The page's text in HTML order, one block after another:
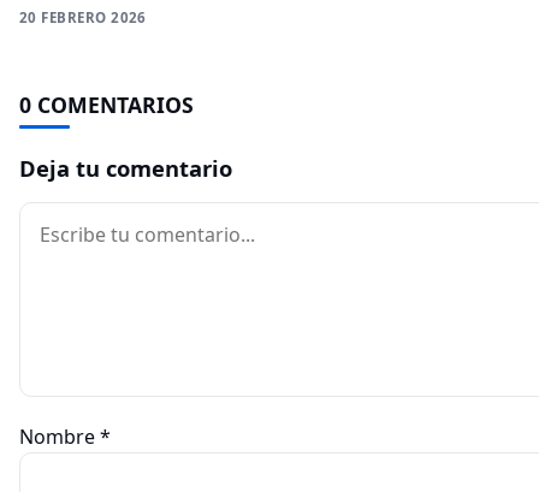
20 FEBRERO 2026
0 COMENTARIOS
Deja tu comentario
Comentario
Nombre*